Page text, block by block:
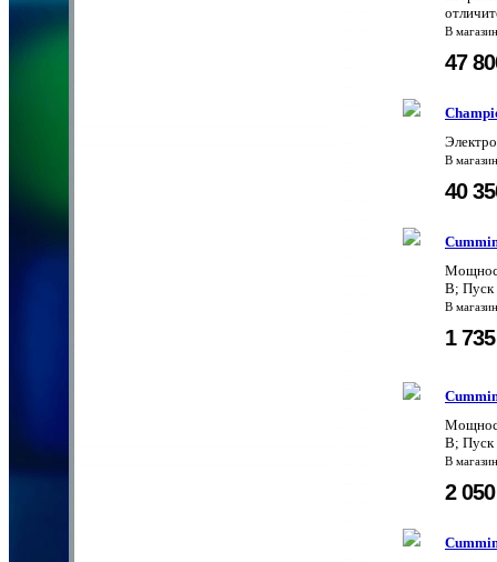
В
47
В
40
В; Пуск
В
1
В; Пуск
В
2